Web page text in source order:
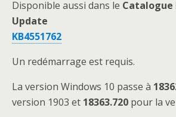
Disponible aussi dans le
Update
KB4551762
Un redémarrage est requis.
La version Windows 10 passe à
version 1903 et 18363.720 pour la